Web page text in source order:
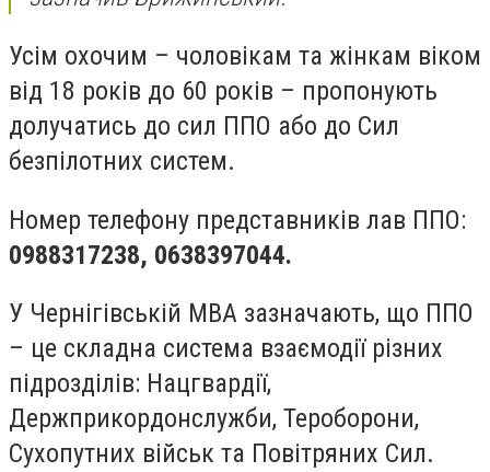
Усім охочим – чоловікам та жінкам віком
від 18 років до 60 років – пропонують
долучатись до сил ППО або до Сил
безпілотних систем.
Номер телефону представників лав ППО:
0988317238, 0638397044.
У Чернігівській МВА зазначають, що ППО
– це складна система взаємодії різних
підрозділів: Нацгвардії,
Держприкордонслужби, Тероборони,
Сухопутних військ та Повітряних Сил.